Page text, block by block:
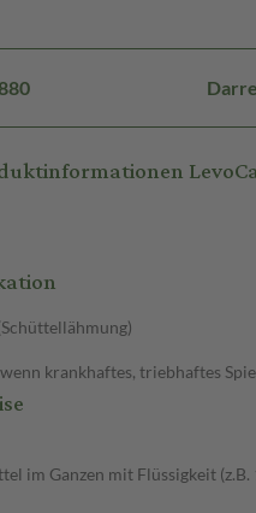
krankhaftes, triebhaftes
im Ganzen mit Flüssigkeit (z.B.